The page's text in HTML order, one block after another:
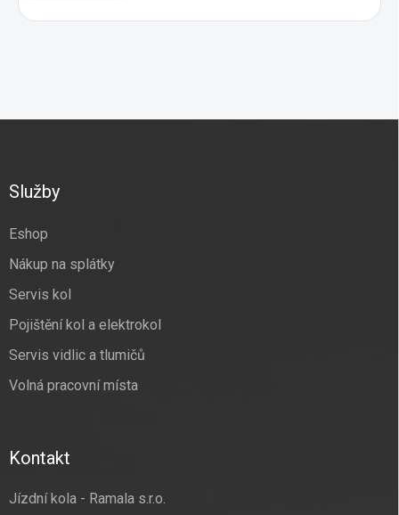
Služby
Eshop
Nákup na splátky
Servis kol
Pojištění kol a elektrokol
Servis vidlic a tlumičů
Volná pracovní místa
Kontakt
Jízdní kola - Ramala s.r.o.